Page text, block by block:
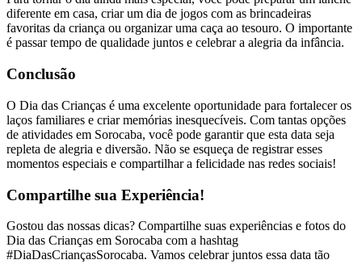
diferente em casa, criar um dia de jogos com as brincadeiras
favoritas da criança ou organizar uma caça ao tesouro. O importante
é passar tempo de qualidade juntos e celebrar a alegria da infância.
Conclusão
O Dia das Crianças é uma excelente oportunidade para fortalecer os
laços familiares e criar memórias inesquecíveis. Com tantas opções
de atividades em Sorocaba, você pode garantir que esta data seja
repleta de alegria e diversão. Não se esqueça de registrar esses
momentos especiais e compartilhar a felicidade nas redes sociais!
Compartilhe sua Experiência!
Gostou das nossas dicas? Compartilhe suas experiências e fotos do
Dia das Crianças em Sorocaba com a hashtag
#DiaDasCriançasSorocaba. Vamos celebrar juntos essa data tão